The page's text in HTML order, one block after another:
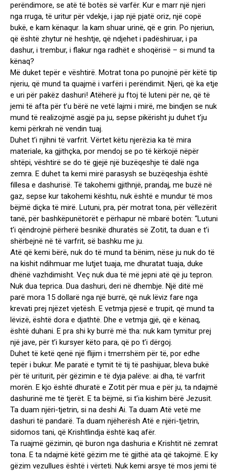
perëndimore, se atë të botës së varfër. Kur e marr një njeri
nga rruga, të uritur për vdekje, i jap një pjatë oriz, një copë
bukë, e kam kënaqur. Ia kam shuar urinë, që e grin. Po njeriun,
që është zhytur në heshtje, që ndjehet i padëshiruar, i pa
dashur, i trembur, i flakur nga radhët e shoqërisë – si mund ta
kënaq?
Më duket tepër e vështirë. Motrat tona po punojnë për këtë tip
njeriu, që mund ta quajmë i varfëri i perëndimit. Njeri, që ka etje
e uri për pakëz dashuri! Atëherë ju ftoj të luteni për ne, që të
jemi të afta për t’u bërë ne vetë lajmi i mirë, me bindjen se nuk
mund të realizojmë asgjë pa ju, sepse pikërisht ju duhet t’ju
kemi përkrah në vendin tuaj.
Duhet t’i njihni të varfrit. Vërtet këtu njerëzia ka të mira
materiale, ka gjithçka, por mendoj se po të kërkojë nëpër
shtëpi, vështirë se do të gjejë një buzëqeshje të dalë nga
zemra. E duhet ta kemi mirë parasysh se buzëqeshja është
fillesa e dashurisë. Të takohemi gjithnjë, prandaj, me buzë në
gaz, sepse kur takohemi kështu, nuk është e mundur të mos
bëjmë diçka të mirë. Lutuni, pra, për motrat tona, për vëllezërit
tanë, për bashkëpunëtorët e përhapur në mbarë botën: “Lutuni
t’i qëndrojnë përherë besnikë dhuratës së Zotit, ta duan e t’i
shërbejnë në të varfrit, së bashku me ju.
Atë që kemi bërë, nuk do të mund ta bënim, nëse ju nuk do të
na kishit ndihmuar me lutjet tuaja, me dhuratat tuaja, duke
dhënë vazhdimisht. Veç nuk dua të më jepni atë që ju tepron.
Nuk dua teprica. Dua dashuri, deri në dhembje. Një ditë më
parë mora 15 dollarë nga një burrë, që nuk lëviz fare nga
krevati prej njëzet vjetësh. E vetmja pjesë e trupit, që mund ta
lëvizë, është dora e djathtë. Dhe e vetmja gjë, që e kënaq,
është duhani. E pra shi ky burrë më tha: nuk kam tymitur prej
një jave, për t’i kursyer këto para, që po t’i dërgoj.
Duhet të ketë qenë një flijim i tmerrshëm për të, por edhe
tepër i bukur. Me paratë e tymit të tij të pashijuar, bleva bukë
për të uriturit, për gëzimin e të dyja palëve: ai dha, të varfrit
morën. E kjo është dhuratë e Zotit për mua e për ju, ta ndajmë
dashurinë me të tjerët. E ta bëjmë, si t’ia kishim bërë Jezusit.
Ta duam njëri-tjetrin, si na deshi Ai. Ta duam Atë vetë me
dashuri të pandarë. Ta duam njëherësh Atë e njëri-tjetrin,
sidomos tani, që Krishtlindja është kaq afër.
Ta ruajmë gëzimin, që buron nga dashuria e Krishtit në zemrat
tona. E ta ndajmë këtë gëzim me të gjithë ata që takojmë. E ky
gëzim vezullues është i vërteti. Nuk kemi arsye të mos jemi të